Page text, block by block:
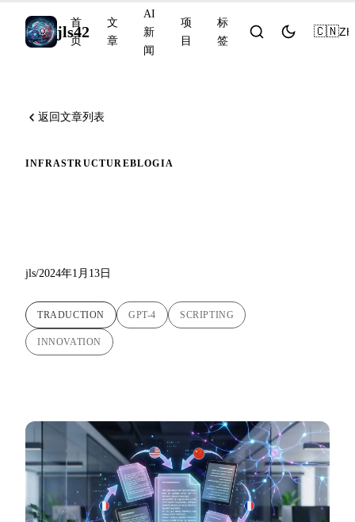
jls42
首
页
文
章
AI
新
闻
项
目
标
签
🇨🇳ZH
返回文章列表
INFRASTRUCTUREBLOGIA
jls/2024年1月13日
TRADUCTION GPT-4 SCRIPTING
INNOVATION